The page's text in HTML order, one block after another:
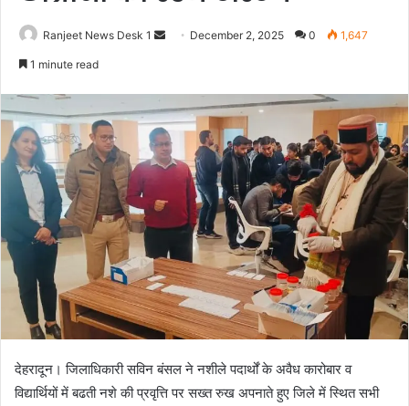
Ranjeet News Desk 1
a
n
e
a
i
l
December 2, 2025 0 1,647
1 minute read
देहरादून। जिलाधिकारी सविन बंसल ने नशीले पदार्थों के अवैध कारोबार व
विद्यार्थियों में बढती नशे की प्रवृत्ति पर सख्त रुख अपनाते हुए जिले में स्थित सभी